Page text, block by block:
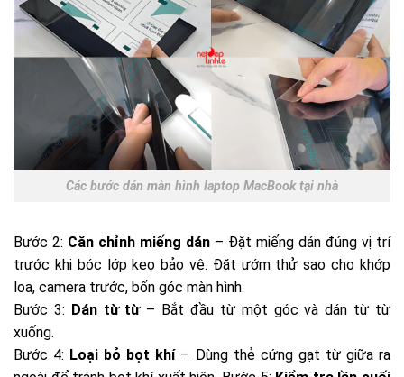
Các bước dán màn hình laptop MacBook tại nhà
Bước 2: Căn chỉnh miếng dán – Đặt miếng dán đúng vị trí
trước khi bóc lớp keo bảo vệ. Đặt ướm thử sao cho khớp
loa, camera trước, bốn góc màn hình.
Bước 3: Dán từ từ– Bắt đầu từ một góc và dán từ từ
xuống.
Bước 4: Loại bỏ bọt khí– Dùng thẻ cứng gạt từ giữa ra